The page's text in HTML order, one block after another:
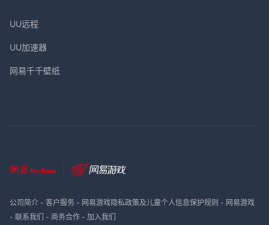
UU远程
UU加速器
网易千千壁纸
公司简介- 客户服务- 网易游戏隐私政策及儿童个人信息保护规则 - 网易游戏
- 联系我们 - 商务合作- 加入我们